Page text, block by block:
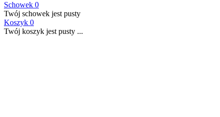
Schowek 0
Twój schowek jest pusty
Koszyk 0
Twój koszyk jest pusty ...